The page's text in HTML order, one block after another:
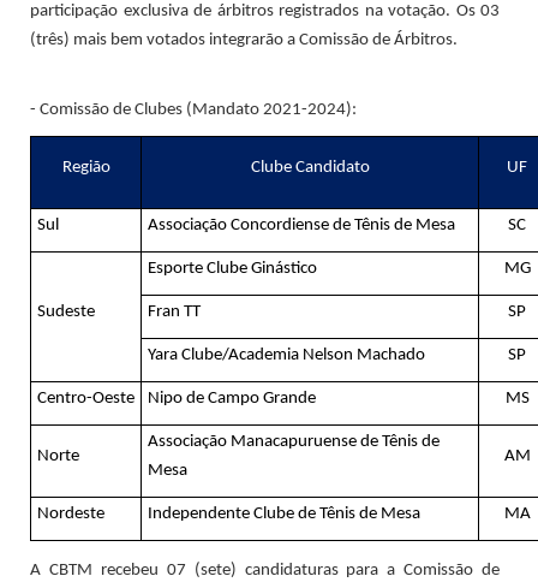
participação exclusiva de árbitros registrados na votação. Os 03
(três) mais bem votados integrarão a Comissão de Árbitros.
- Comissão de Clubes (Mandato 2021-2024):
Região Clube Candidato UF
Sul Associação Concordiense de Tênis de Mesa SC
Sudeste
Esporte Clube Ginástico MG
Fran TT SP
Yara Clube/Academia Nelson Machado SP
Centro-Oeste Nipo de Campo Grande MS
Norte
Associação Manacapuruense de Tênis de
Mesa
AM
Nordeste Independente Clube de Tênis de Mesa MA
A CBTM recebeu 07 (sete) candidaturas para a Comissão de